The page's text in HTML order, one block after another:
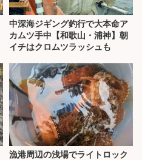
中深海ジギング釣行で大本命ア
カムツ手中【和歌山・浦神】朝
イチはクロムツラッシュも
漁港周辺の浅場でライトロック